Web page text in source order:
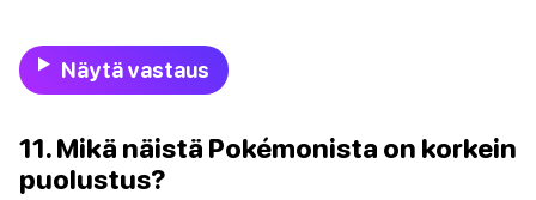
Näytä vastaus
11. Mikä näistä Pokémonista on korkein
puolustus?